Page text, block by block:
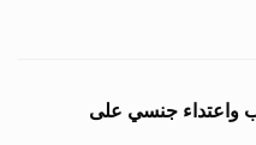
واعتداء جنسي على